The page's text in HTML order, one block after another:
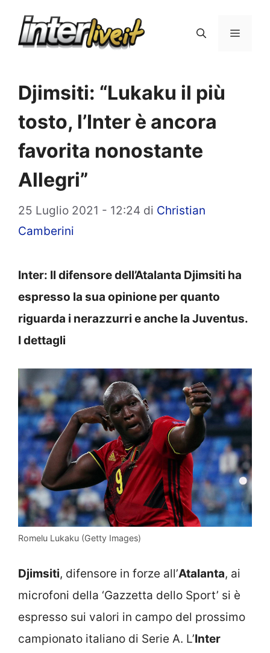
Menu
Djimsiti: “Lukaku il più
tosto, l’Inter è ancora
favorita nonostante
Allegri”
25 Luglio 2021 - 12:24 di Christian
Camberini
Inter: Il difensore dell’Atalanta Djimsiti ha
espresso la sua opinione per quanto
riguarda i nerazzurri e anche la Juventus.
I dettagli
Romelu Lukaku (Getty Images)
Djimsiti, difensore in forze all’Atalanta, ai
microfoni della ‘Gazzetta dello Sport’ si è
espresso sui valori in campo del prossimo
campionato italiano di Serie A. L’Inter